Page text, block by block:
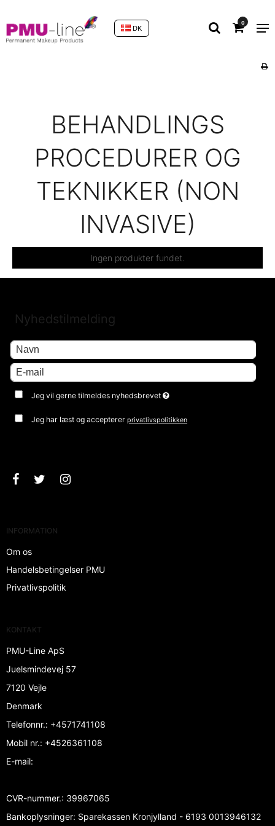
0
DK
BEHANDLINGS
PROCEDURER OG
TEKNIKKER (NON
INVASIVE)
Ingen produkter fundet.
Nyhedstilmelding
Jeg vil gerne tilmeldes nyhedsbrevet
Jeg har læst og acceptererprivatlivspolitikken
INFORMATION
Om os
Handelsbetingelser PMU
Privatlivspolitik
KONTAKT
PMU-Line ApS
Juelsmindevej 57
7120 Vejle
Denmark
Telefonnr.: +4571741108
Mobil nr.: +4526361108
E-mail:
CVR-nummer.: 39967065
Bankoplysninger: Sparekassen Kronjylland - 6193 0013946132